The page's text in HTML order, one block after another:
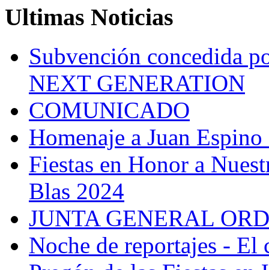
Ultimas Noticias
Subvención concedida
NEXT GENERATION
COMUNICADO
Homenaje a Juan Espino
Fiestas en Honor a
Blas 2024
JUNTA GENERAL
Noche de reportajes - El